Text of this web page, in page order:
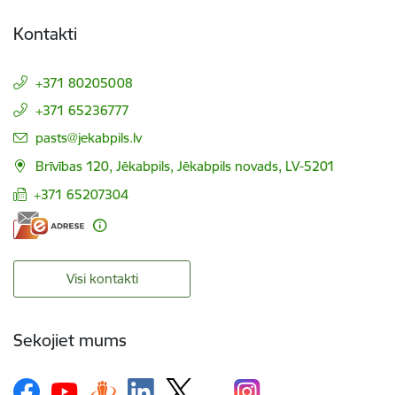
Kontakti
+371 80205008
+371 65236777
E-pasts:
pasts@jekabpils.lv
Brīvības 120, Jēkabpils, Jēkabpils novads, LV-5201
+371 65207304
Visi kontakti
Sekojiet mums